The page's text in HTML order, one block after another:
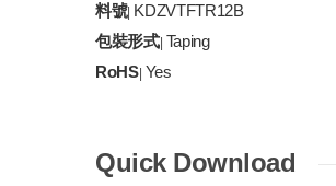
料號| KDZVTFTR12B
包裝形式| Taping
RoHS| Yes
Quick Download